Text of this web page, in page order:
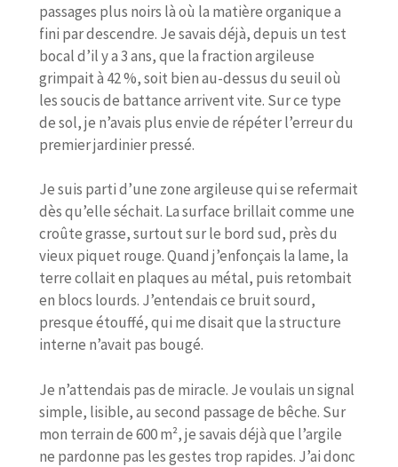
passages plus noirs là où la matière organique a
fini par descendre. Je savais déjà, depuis un test
bocal d’il y a 3 ans, que la fraction argileuse
grimpait à 42 %, soit bien au-dessus du seuil où
les soucis de battance arrivent vite. Sur ce type
de sol, je n’avais plus envie de répéter l’erreur du
premier jardinier pressé.
Je suis parti d’une zone argileuse qui se refermait
dès qu’elle séchait. La surface brillait comme une
croûte grasse, surtout sur le bord sud, près du
vieux piquet rouge. Quand j’enfonçais la lame, la
terre collait en plaques au métal, puis retombait
en blocs lourds. J’entendais ce bruit sourd,
presque étouffé, qui me disait que la structure
interne n’avait pas bougé.
Je n’attendais pas de miracle. Je voulais un signal
simple, lisible, au second passage de bêche. Sur
mon terrain de 600 m², je savais déjà que l’argile
ne pardonne pas les gestes trop rapides. J’ai donc